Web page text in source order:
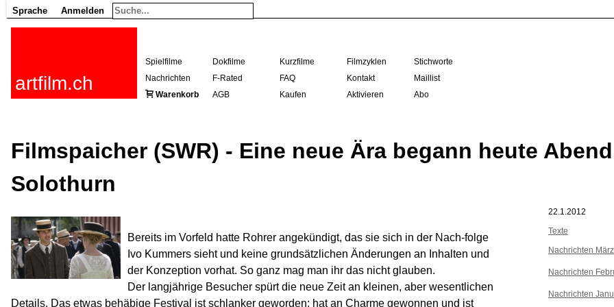
Sprache Anmelden
artfilm.ch
Spielfilme Dokfilme Kurzfilme Filmzyklen
Stichworte
Nachrichten
F-Rated FAQ Kontakt
Maillist
Warenkorb
AGB Kaufen Aktivieren Abo
Filmspaicher (SWR) - Eine neue Ära begann heute
Solothurn
22.1.2012
Texte
Nachrichten
Nachrichten
Nachrichten
Bereits im Vorfeld hatte Rohrer angekündigt, das sie sich in der Nach-folge
Ivo Kummers sieht und keine grundsätzlichen Änderungen an Inhalten und
der Konzeption vorhat. So ganz mag man ihr das nicht glauben.
Der langjährige Besucher spürt die neue Zeit an kleinen, aber wesentlichen
Details. Das etwas behäbige Festival ist schlanker geworden; hat an Charme gewonnen und ist